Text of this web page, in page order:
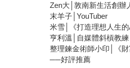
Zen大│敦南新生活創辦
末羊子│YouTuber
米雪│《打造理想人生
亨利溫│自媒體斜槓教練
整理鍊金術師小印│《
──好評推薦